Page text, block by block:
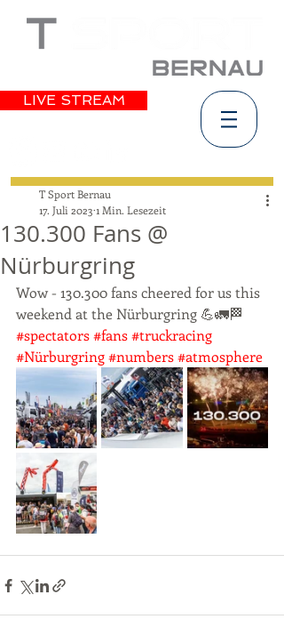
LIVE STREAM
130.300 Fans @
Nürburgring
T Sport Bernau
17. Juli 2023 1 Min. Lesezeit
Wow - 130.300 fans cheered for us this
weekend at the Nürburgring 💪🚛🏁
#spectators#fans#truckracing
#Nürburgring#numbers#atmosphere